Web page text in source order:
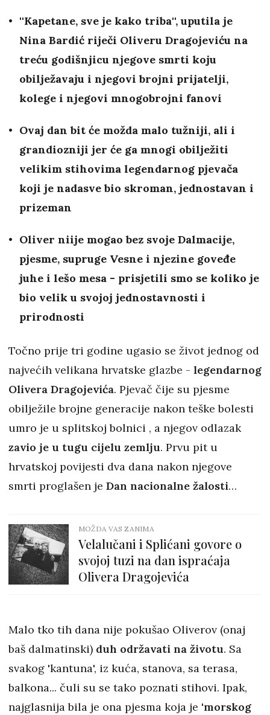
''Kapetane, sve je kako triba'', uputila je
Nina Bardić riječi Oliveru Dragojeviću na
treću godišnjicu njegove smrti koju
obilježavaju i njegovi brojni prijatelji,
kolege i njegovi mnogobrojni fanovi
Ovaj dan bit će možda malo tužniji, ali i
grandiozniji jer će ga mnogi obilježiti
velikim stihovima legendarnog pjevača
koji je nadasve bio skroman, jednostavan i
prizeman
Oliver niije mogao bez svoje Dalmacije,
pjesme, supruge Vesne i njezine goveđe
juhe i lešo mesa - prisjetili smo se koliko je
bio velik u svojoj jednostavnosti i
prirodnosti
Točno prije tri godine ugasio se život jednog od
najvećih velikana hrvatske glazbe - legendarnog
Olivera Dragojevića. Pjevač čije su pjesme
obilježile brojne generacije nakon teške bolesti
umro je u splitskoj bolnici , a njegov odlazak
zavio je u tugu cijelu zemlju. Prvu pit u
hrvatskoj povijesti dva dana nakon njegove
smrti proglašen je Dan nacionalne žalosti…
MOŽDA VAS ZANIMA
Velalučani i Splićani govore o
svojoj tuzi na dan ispraćaja
Olivera Dragojevića
Malo tko tih dana nije pokušao Oliverov (onaj
baš dalmatinski) duh održavati na životu. Sa
svakog 'kantuna', iz kuća, stanova, sa terasa,
balkona... čuli su se tako poznati stihovi. Ipak,
najglasnija bila je ona pjesma koja je 'morskog